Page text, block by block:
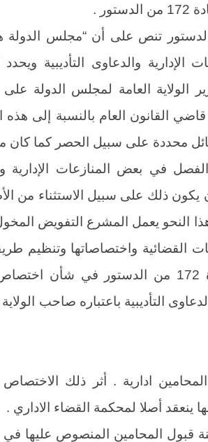
.
172 من الدستور تنص على أن “مجلس
الإدارية والدعاوى التأديبية
الولاية العامة لمجلس الدولة على
قاضي القانون العام بالنسبة إلى هذه
محددة على سبيل الحصر كما كان
في بعض المنازعات الإدارية
القضائية واختصاصاتها وتنظيم
العام المقرر بالمادة 172 من الدستور
التأديبية باعتباره صاحب
ادارية . أثر ذلك
ينعقد أصلا لمحكمة القضاء الاداري .